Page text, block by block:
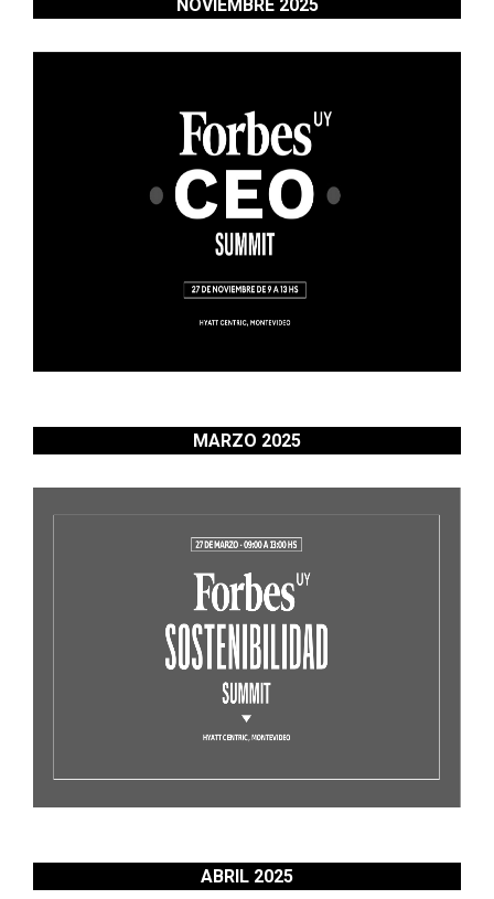
NOVIEMBRE 2025
MARZO 2025
ABRIL 2025